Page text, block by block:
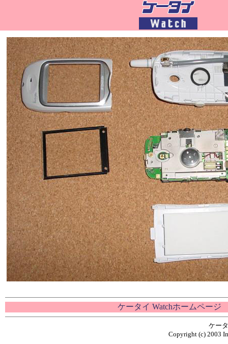
ケータイ Watchホームページ
ケー
Copyright (c) 2003